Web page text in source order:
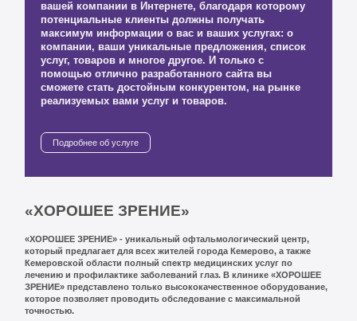
вашей компании в Интернете, благодаря которому
потенциальные клиенты должны получать
максимум информации о вас и ваших услугах: о
компании, ваши уникальные предложения, список
услуг, товаров и многое другое. И только с
помощью отлично разработанного сайта вы
сможете стать достойным конкурентом, на рынке
реализуемых вами услуг и товаров.
Подробнее об услуге
«ХОРОШЕЕ ЗРЕНИЕ»
«ХОРОШЕЕ ЗРЕНИЕ» - уникальный офтальмологический центр,
который предлагает для всех жителей города Кемерово, а также
Кемеровской области полный спектр медицинских услуг по
лечению и профилактике заболеваний глаз. В клинике «ХОРОШЕЕ
ЗРЕНИЕ» представлено только высококачественное оборудование,
которое позволяет проводить обследование с максимальной
точностью.